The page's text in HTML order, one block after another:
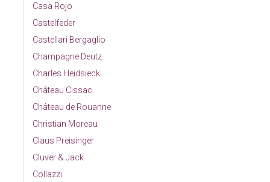
Casa Rojo
Castelfeder
Castellari Bergaglio
Champagne Deutz
Charles Heidsieck
Château Cissac
Château de Rouanne
Christian Moreau
Claus Preisinger
Cluver & Jack
Collazzi